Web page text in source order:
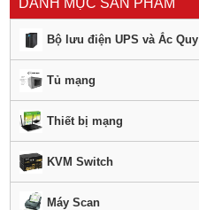
DANH MỤC SẢN PHẨM
Bộ lưu điện UPS và Ắc Quy
Tủ mạng
Thiết bị mạng
KVM Switch
Máy Scan